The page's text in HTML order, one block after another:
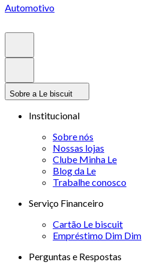
Automotivo
Sobre a Le biscuit
Institucional
Sobre nós
Nossas lojas
Clube Minha Le
Blog da Le
Trabalhe conosco
Serviço Financeiro
Cartão Le biscuit
Empréstimo Dim Dim
Perguntas e Respostas